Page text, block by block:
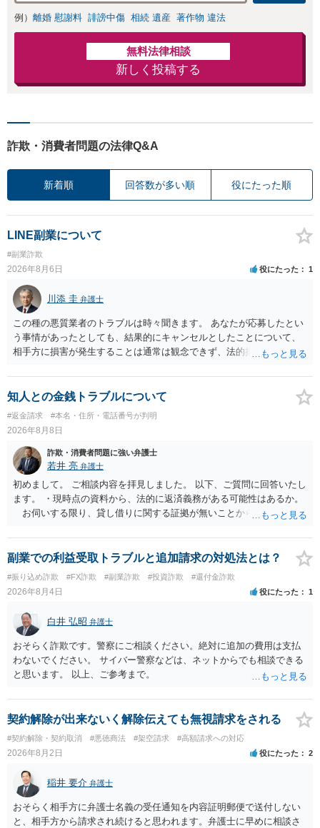
例） 離婚 慰謝料 誹謗中傷 相続 遺産 著作物 違法
無料法律相談
新しく投稿する
詐欺・消費者問題の法律Q&A
新着順 回答数が多い順 役にたった順
LINE副業について
#副業詐欺
2026年8月6日 役にたった 1
川添 圭 弁護士
この種の悪質業者のトラブルは時々聞きます。 あなたが応募したとい
う事情があったとしても、結果的にキャンセルとしたことについて、
相手方に損害が発生することは通常は観念できず、法的措置を採って
ず、最寄りの消費生活センターへ相談し、連絡を無視してよいかどう
かのアドバイスを受けられることをお勧めします。しつこいようであ
れば、弁護士へ依頼して警告してもらうことも必要になるかもしれま
せん。
知人との金銭トラブルについて
#返金請求 #本名・住所・電話番号が判明
2026年8月8日
詐欺・消費者問題に強い弁護士
若井 亮 弁護士
初めまして。 ご相談内容を拝見しました。 以下、ご質問に回答いたし
ます。 ・現時点の資料から、法的に返済義務がある可能性はあるか。
お伺いする限り、貸し借りに関する証拠が無いことから、相手方が
主張や現在の資料を踏まえ、今後どのように対応するのが適切か。
贈与か消費貸借かの争いにおいては、様々な圧力をかけて回収をしよ
うとするケースも散見されます。 ご自身での対応に窮するようであ
れば、代理人を立てることもご検討ください。 ・相手へ送る回答文に
ついてアドバイスをいただけるか。 具体的な回答内容については、
一般的に無料法律相談での対応外になろうかと思います。 法律事務
所にご連絡いただき、対応の可否や費用をご確認ください。
副業での利益受取トラブルと追加請求の対処法とは？
#振り込め詐欺 #FX詐欺 #副業詐欺 #投資詐欺 #還付金詐欺
2026年8月4日 役にたった 1
白井 弘昭 弁護士
おそらく詐欺です。警察にご相談ください。絶対に追加の費用は支払
わないでください。 サイバー警察などは、ネットからでも相談できる
と思います。 以上、ご参考まで。
契約解除が出来ないく解除伝えても無視請求をされる
#契約解除・契約取消 #悪徳商法 #架空請求 #高額請求への対応
2026年8月2日 役にたった 2
稲井 要介 弁護士
おそらく相手方に弁護士名義の受任通知を内容証明郵便で送付しない
と、相手方から請求され続けると思われます。弁護士に早めに相談さ